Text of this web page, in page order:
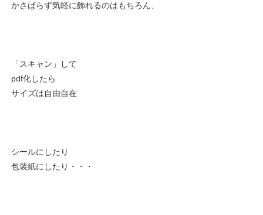
かさばらず気軽に飾れるのはもちろん、
「スキャン」して
pdf化したら
サイズは自由自在
シールにしたり
包装紙にしたり・・・